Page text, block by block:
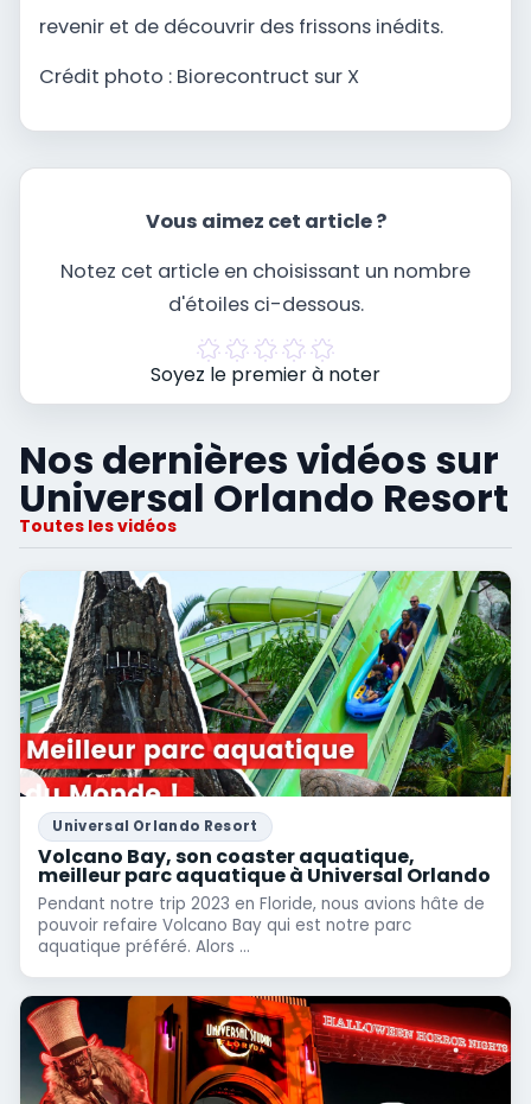
revenir et de découvrir des frissons inédits.
Crédit photo : Biorecontruct sur X
Vous aimez cet article ?
Notez cet article en choisissant un nombre
d'étoiles ci-dessous.
Soyez le premier à noter
Nos dernières vidéos sur
Universal Orlando Resort
Toutes les vidéos
Universal Orlando Resort
Volcano Bay, son coaster aquatique,
meilleur parc aquatique à Universal Orlando
Pendant notre trip 2023 en Floride, nous avions hâte de
pouvoir refaire Volcano Bay qui est notre parc
aquatique préféré. Alors ...